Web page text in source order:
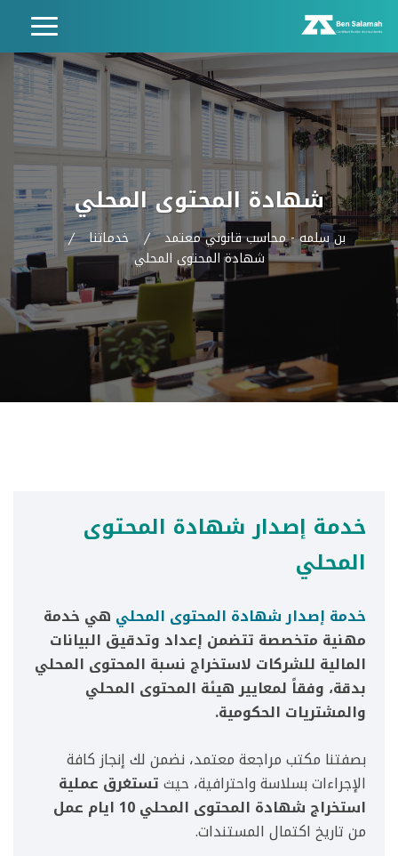
شهادة المحتوى المحلي
بن سلمه - محاسب قانوني معتمد
خدماتنا
شهادة المحتوى المحلي
خدمة إصدار شهادة المحتوى
المحلي
خدمة إصدار شهادة المحتوى المحلي هي خدمة
مهنية متخصصة تتضمن إعداد وتدقيق البيانات
المالية للشركات لاستخراج نسبة المحتوى المحلي
بدقة، وفقاً لمعايير هيئة المحتوى المحلي
والمشتريات الحكومية.
بصفتنا مكتب مراجعة معتمد، نضمن لك إنجاز كافة
الإجراءات بسلاسة واحترافية، حيثتستغرق عملية
استخراج شهادة المحتوى المحلي 10 ايام عمل
من تاريخ اكتمال المستندات.